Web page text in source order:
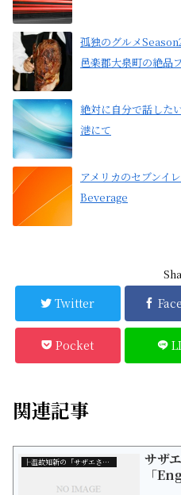
孤独のグルメ
邑楽郡大泉町の絶品
絶対に自分で話した
港にて
アメリカのセブンイ
Beverage
Twitter
Pocket
関連記事
├温故知新の「サザエさん」
サザ
「